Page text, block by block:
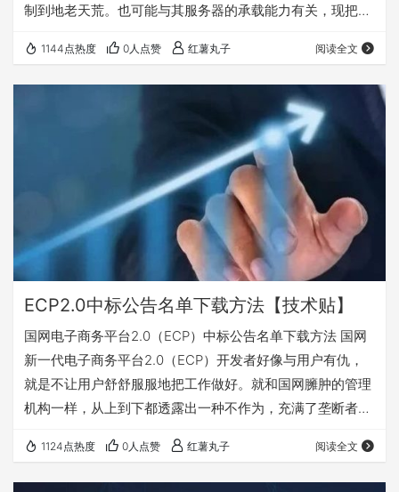
制到地老天荒。也可能与其服务器的承载能力有关，现把网
忘，有兴趣的可关注收藏，随时查阅使用。 一、登录国家电
网新一代电子商务平台(ECP2.0)打开开标记录（按包查看）
二、选择采购项目名称，点击按包查看，不要按投标人查
看。 三、在新弹出页面显示每页数据数量20这个位置，右
键点检查。 四、在右边的代码栏…
1144点热度 0人点赞 红薯丸子 阅读全文
ECP2.0中标公告名单下载方法【技术贴】
国网电子商务平台2.0（ECP）中标公告名单下载方法 国网
新一代电子商务平台2.0（ECP）开发者好像与用户有仇，
就是不让用户舒舒服服地把工作做好。就和国网臃肿的管理
机构一样，从上到下都透露出一种不作为，充满了垄断者的
升级后，搜索功能极其垃圾，但不得不忍受，居然对中标公
告中的PDF文件进行了权限限制，只能预览，不让下载、复
1124点热度 0人点赞 红薯丸子 阅读全文